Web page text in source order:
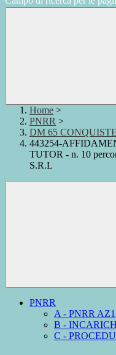
Home >
PNRR >
DM 65
443254-
TUTOR - n. 10
S.R.L
PNRR
A - PNRR AZ1
B -
C -